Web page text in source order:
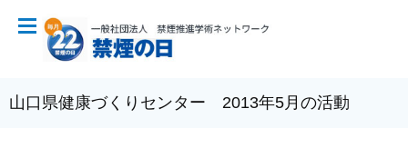
山口県健康づくりセンター 2013年5月の活動